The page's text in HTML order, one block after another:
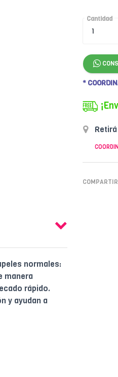
Cantidad
*
normales:
manera
rápido.
y ayudan a